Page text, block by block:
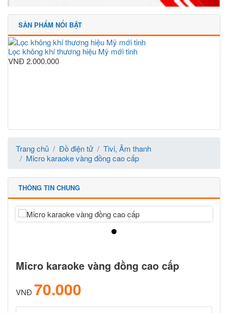
SẢN PHẨM NỔI BẬT
Lọc không khí thương hiệu Mỹ mới tinh
VNĐ 2.000.000
Trang chủ Đồ điện tử
Tivi, Âm thanh
Micro karaoke vàng đồng cao cấp
THÔNG TIN CHUNG
Micro karaoke vàng đồng cao cấp
VNĐ 70.000